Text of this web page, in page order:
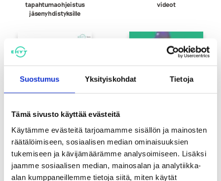
Suostumus Yksityiskohdat Tietoja
Tämä sivusto käyttää evästeitä
Käytämme evästeitä tarjoamamme sisällön ja mainosten
räätälöimiseen, sosiaalisen median ominaisuuksien
tukemiseen ja kävijämäärämme analysoimiseen. Lisäksi
jaamme sosiaalisen median, mainosalan ja analytiikka-
alan kumppaneillemme tietoja siitä, miten käytät
tapahtumaohjeistus
jäsenyhdistyksille
videot
Totta vai tarua -
Energiajuomaväittämät
Hakematta paras -keskustelukortti
alkoholin välittämisestä
alaikäisille